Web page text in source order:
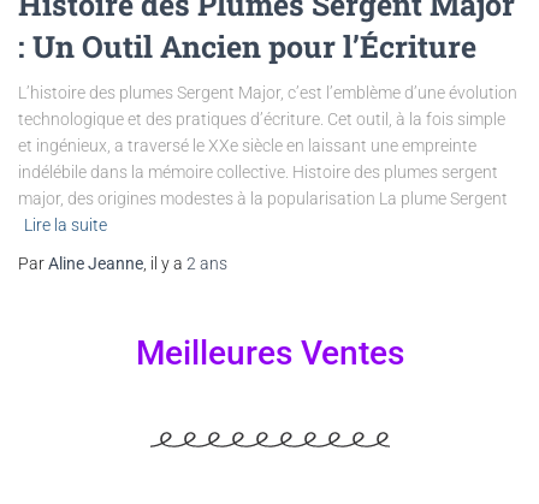
: Un Outil Ancien pour l’Écriture
L’histoire des plumes Sergent Major, c’est l’emblème d’une évolution
technologique et des pratiques d’écriture. Cet outil, à la fois simple
et ingénieux, a traversé le XXe siècle en laissant une empreinte
indélébile dans la mémoire collective. Histoire des plumes sergent
major, des origines modestes à la popularisation La plume Sergent
Lire la suite
ParAline Jeanne , il y a 2 ans
Meilleures Ventes